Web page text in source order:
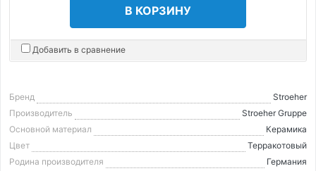
В КОРЗИНУ
Добавить в сравнение
Бренд
Stroeher
Производитель
Stroeher Gruppe
Основной материал
Керамика
Цвет
Терракотовый
Родина производителя
Германия